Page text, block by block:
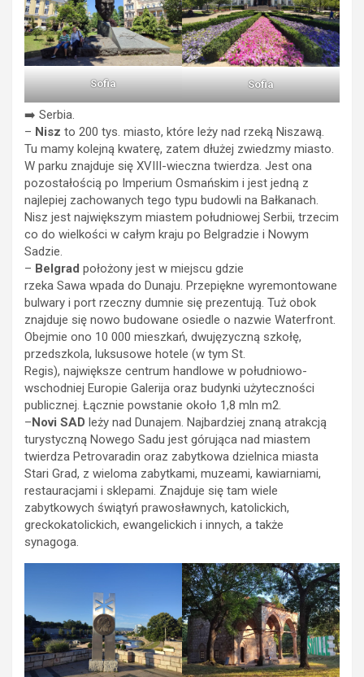
Sofia Sofia
➡️ Serbia.
– Nisz to 200 tys. miasto, które leży nad rzeką Niszawą.
Tu mamy kolejną kwaterę, zatem dłużej zwiedzmy miasto.
W parku znajduje się XVIII-wieczna twierdza. Jest ona
pozostałością po Imperium Osmańskim i jest jedną z
najlepiej zachowanych tego typu budowli na Bałkanach.
Nisz jest największym miastem południowej Serbii, trzecim
co do wielkości w całym kraju po Belgradzie i Nowym
Sadzie.
– Belgrad położony jest w miejscu gdzie
rzeka Sawa wpada do Dunaju. Przepiękne wyremontowane
bulwary i port rzeczny dumnie się prezentują. Tuż obok
znajduje się nowo budowane osiedle o nazwie Waterfront.
Obejmie ono 10 000 mieszkań, dwujęzyczną szkołę,
przedszkola, luksusowe hotele (w tym St.
Regis), największe centrum handlowe w południowo-
wschodniej Europie Galerija oraz budynki użyteczności
publicznej. Łącznie powstanie około 1,8 mln m2.
–Novi SAD leży nad Dunajem. Najbardziej znaną atrakcją
turystyczną Nowego Sadu jest górująca nad miastem
twierdza Petrovaradin oraz zabytkowa dzielnica miasta
Stari Grad, z wieloma zabytkami, muzeami, kawiarniami,
restauracjami i sklepami. Znajduje się tam wiele
zabytkowych świątyń prawosławnych, katolickich,
greckokatolickich, ewangelickich i innych, a także
synagoga.